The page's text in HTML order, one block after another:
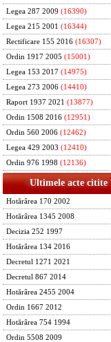
Legea 287 2009 (16390)
Legea 215 2001 (16344)
Rectificare 155 2016 (16307)
Ordin 1917 2005 (15001)
Legea 153 2017 (14975)
Legea 273 2006 (14410)
Raport 1937 2021 (13877)
Ordin 1508 2016 (12951)
Ordin 560 2006 (12462)
Legea 429 2003 (12410)
Ordin 976 1998 (12136)
Ultimele acte citite
Hotărârea 170 2002
Hotărârea 1345 2008
Decizia 252 1997
Hotărârea 134 2016
Decretul 1271 2021
Decretul 867 2014
Hotărârea 2455 2004
Ordin 1667 2012
Hotărârea 754 1994
Ordin 5508 2009